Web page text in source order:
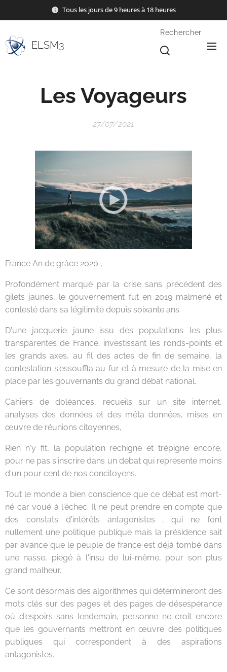
Tous les jours de 9 heures à 18 heures
ELSM3
Rechercher
Les Voyageurs
27/07/2021
France An de grâce 2020 ,
Profondément marqué par la crise sans précédent des
gilets jaunes, le gouvernement fut en 2019 malmené et
contesté dans sa légitimité depuis soixante ans.
D'une jacquerie jaune issu des populations les plus
transparentes de France, investissant les ronds-points et
les grands axes, au fil des actes de fin de semaine, la
contestation s'essouffla au fur et à mesure de la mise en
place par les gouvernants du grand débat national.
Cahiers de doléances, recueils sur un site internet,
analyses des données et des méta données, mises en
œuvre de réunions citoyennes,
Rien n'y fit, la population rechigne et trépigne encore,
pour ne pas s'inscrire dans un débat qui représente moins
d'un pour cent de nos concitoyens.
Tout le monde a bien conscience que ce débat est mort-
né car voué à l'échec. Il ne peut prendre en compte que
des constats d'intérêts antagonistes ; qui ne font
nullement une politique publique mais la présidence sait
par avance que le peuple de france est déjà tombé dans
une nasse, piégé à l'insu de lui-même, pour son plus
grand malheur.
Ce sont désormais des algorithmes qui détermineront des
mots clés sur des pages et des pages de désespérance
où d'espoirs sans lendemain, personne ne croit encore
que les gouvernants mettront en œuvre des politiques
publiques qui correspondent à des aspirations
antagonistes.